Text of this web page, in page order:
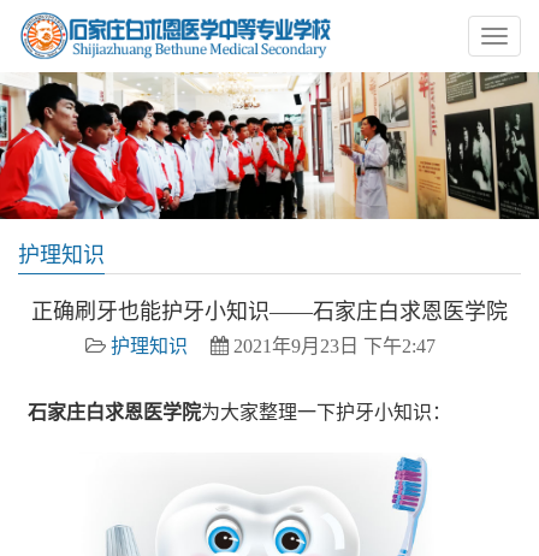
护理知识
正确刷牙也能护牙小知识——石家庄白求恩医学院
护理知识 2021年9月23日 下午2:47
石家庄白求恩医学院为大家整理一下护牙小知识：